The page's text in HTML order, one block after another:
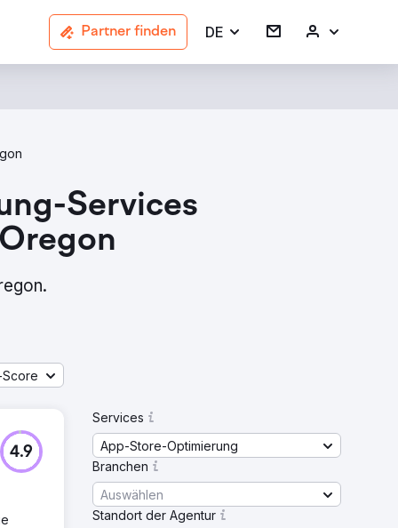
Partner finden DE
Services
4.9
Services
App-Store-Optimierung
Branchen
Auswählen
Standort der Agentur